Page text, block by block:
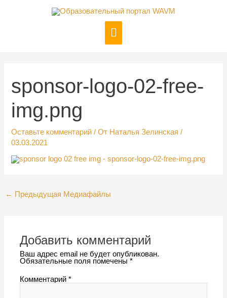
Главное
меню
sponsor-logo-02-free-
img.png
Оставьте комментарий / От Наталья Зелинская/
03.03.2021
← Предыдущая Медиафайлы
Добавить комментарий
Ваш адрес email не будет опубликован.
Обязательные поля помечены*
Комментарий*